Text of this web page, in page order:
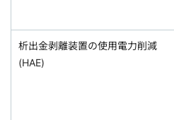
析出金剥離装置の使用電力削減
(HAE)